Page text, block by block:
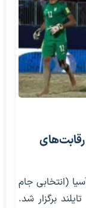
(انتخابی جام
تانی تایلند برگزار شد.